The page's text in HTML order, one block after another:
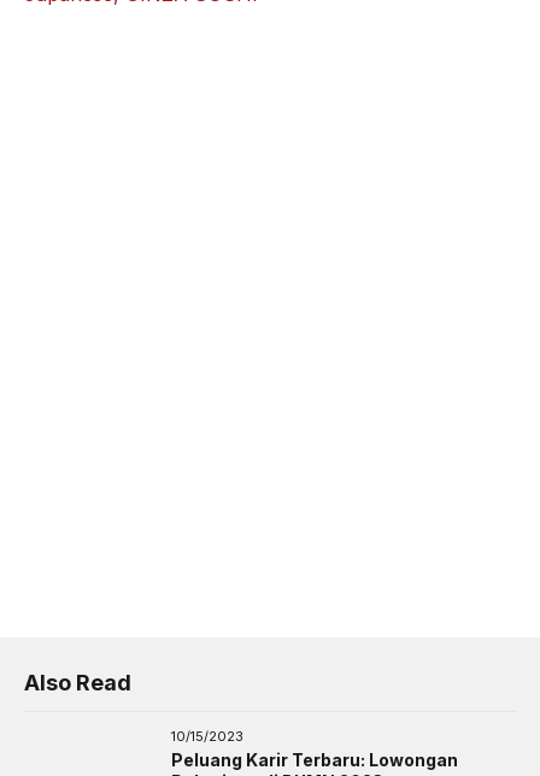
Also Read
10/15/2023
Peluang Karir Terbaru: Lowongan